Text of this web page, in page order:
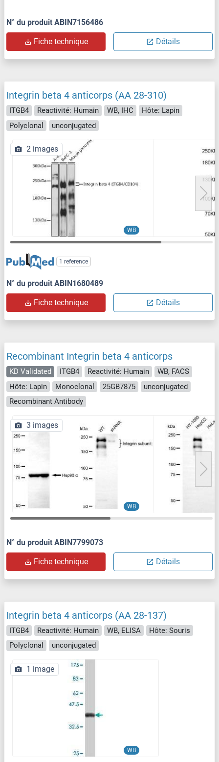
N° du produit ABIN7156486
Fiche technique Détails
Integrin beta 4 anticorps (AA 28-310)
ITGB4 Reactivité: Humain WB, IHC
Hôte: Lapin
Polyclonal
unconjugated
WB
2 images
1 reference
N° du produit ABIN1680489
Fiche technique Détails
Recombinant Integrin beta 4 anticorps
KD Validated ITGB4 Reactivité: Humain
WB, FACS
Hôte: Lapin
Monoclonal 25GB7875
unconjugated
Recombinant Antibody
WB
3 images
N° du produit ABIN7799073
Fiche technique Détails
Integrin beta 4 anticorps (AA 28-137)
ITGB4 Reactivité: Humain WB, ELISA
Hôte: Souris
Polyclonal
unconjugated
WB
1 image